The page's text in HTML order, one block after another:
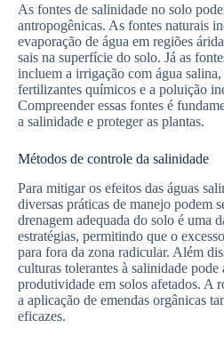
As fontes de salinidade no solo
antropogênicas. As fontes naturais
evaporação de água em regiões
sais na superfície do solo. Já as
incluem a irrigação com água
fertilizantes químicos e a poluição
Compreender essas fontes é
a salinidade e proteger as plantas.
Métodos de controle da salinidade
Para mitigar os efeitos das águas
diversas práticas de manejo podem
drenagem adequada do solo é uma
estratégias, permitindo que o
para fora da zona radicular. Além
culturas tolerantes à salinidade pode
produtividade em solos afetados. A
a aplicação de emendas orgânicas
eficazes.